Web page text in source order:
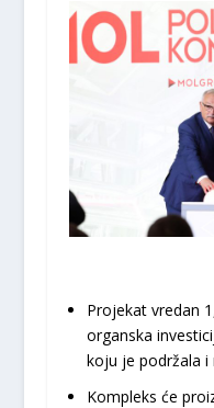
Projekat vredan
organska
koju je podržala i
Kompleks će